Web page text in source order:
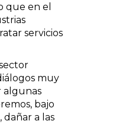
que en el
servicios
muy
algunas
bajo
a las